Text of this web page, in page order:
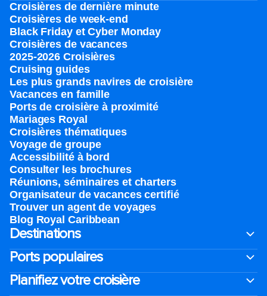
Croisières de dernière minute
Croisières de week-end
Black Friday et Cyber Monday
Croisières de vacances
2025-2026 Croisières
Cruising guides
Les plus grands navires de croisière
Vacances en famille
Ports de croisière à proximité
Mariages Royal
Croisières thématiques
Voyage de groupe​
Accessibilité à bord​
Consulter les brochures
Réunions, séminaires et charters
Organisateur de vacances certifié
Trouver un agent de voyages
Blog Royal Caribbean
Destinations
Ports populaires
Planifiez votre croisière